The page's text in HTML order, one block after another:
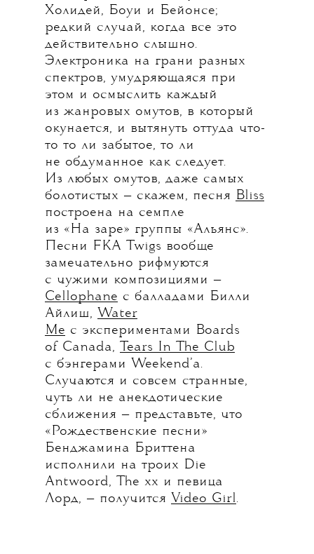
Холидей, Боуи и Бейонсе;
редкий случай, когда все это
действительно слышно.
Электроника на грани разных
спектров, умудряющаяся при
этом и осмыслить каждый
из жанровых омутов, в который
окунается, и вытянуть оттуда что-
то то ли забытое, то ли
не обдуманное как следует.
Из любых омутов, даже самых
болотистых — скажем, песня Bliss
построена на семпле
из «На заре» группы «Альянс».
Песни FKA Twigs вообще
замечательно рифмуются
с чужими композициями —
Cellophane с балладами Билли
Айлиш, Water
Me с экспериментами Boards
of Canada,
Tears In The Club
с бэнгерами Weekend’а.
Случаются и совсем странные,
чуть ли не анекдотические
сближения — представьте, что
«Рождественские песни»
Бенджамина Бриттена
исполнили на троих Die
Antwoord, The xx и певица
Лорд, — получится Video Girl.